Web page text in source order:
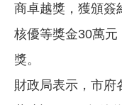
商卓越獎，獲頒簽
核優等獎金30萬
獎。
財政局表示，市府